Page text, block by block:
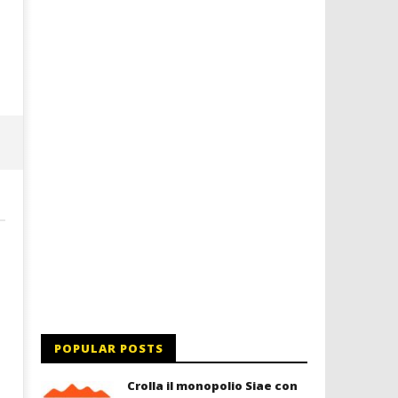
POPULAR POSTS
Crolla il monopolio Siae con